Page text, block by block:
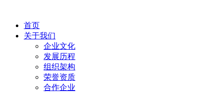
首页
关于我们
企业文化
发展历程
组织架构
荣誉资质
合作企业